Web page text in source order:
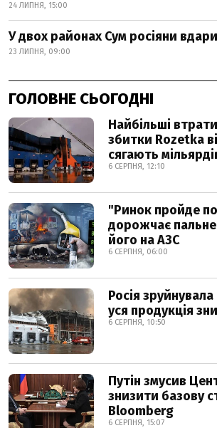
24 ЛИПНЯ, 15:00
У двох районах Сум росіяни
23 ЛИПНЯ, 09:00
ГОЛОВНЕ СЬОГОДНІ
Найбільші втрати
збитки Rozetka
сягають
6 СЕРПНЯ, 12:10
"Ринок пройде
дорожчає пальне
його на АЗС
6 СЕРПНЯ, 06:00
Росія
уся продукція
6 СЕРПНЯ, 10:50
Путін змусив
знизити базову
Bloomberg
6 СЕРПНЯ, 15:07